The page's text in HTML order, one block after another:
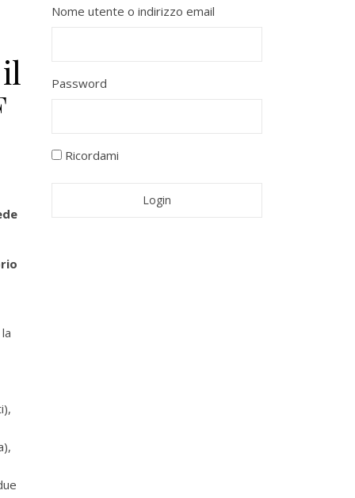
Nome utente o indirizzo email
Password
Ricordami